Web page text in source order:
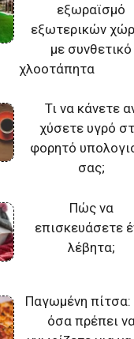
εξωραϊσμό
εξωτερικών
με συνθετικό
χλοοτάπητα
Τι να κάνετε
χύσετε υγρό
φορητό
σας;
Πώς να
επισκευάσετε
λέβητα;
Παγωμένη πίτσα:
όσα πρέπει